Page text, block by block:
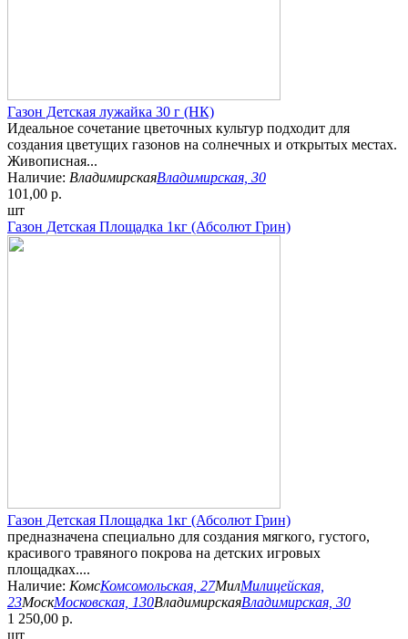
Газон Детская лужайка 30 г (НК)
Идеальное сочетание цветочных культур подходит для
создания цветущих газонов на солнечных и открытых местах.
Живописная...
Наличие: ВладимирскаяВладимирская, 30
101,00 р.
шт
Газон Детская Площадка 1кг (Абсолют Грин)
Газон Детская Площадка 1кг (Абсолют Грин)
предназначена специально для создания мягкого, густого,
красивого травяного покрова на детских игровых
площадках....
Наличие: КомсКомсомольская, 27МилМилицейская,
23МоскМосковская, 130ВладимирскаяВладимирская, 30
1 250,00 р.
шт